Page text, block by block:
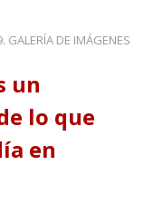
GALERÍA DE IMÁGENES
un
lo que
en